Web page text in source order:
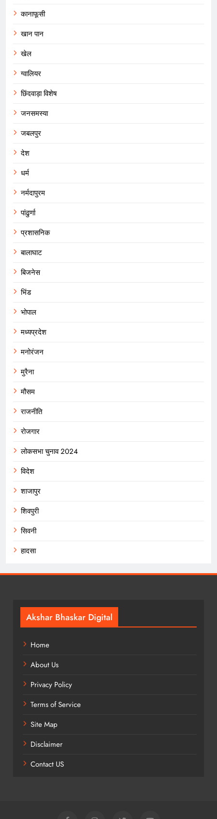
कानाफूसी
खान पान
खेल
ग्वालियर
छिंदवाड़ा विशेष
जनसमस्या
जबलपुर
देश
धर्म
नर्मदापुरम
पांढुर्णा
प्रशासनिक
बालाघाट
बिजनेस
भिंड
भोपाल
मध्यप्रदेश
मनोरंजन
मुरैना
मौसम
राजनीति
रोजगार
लोकसभा चुनाव 2024
विदेश
शाजापुर
शिवपुरी
सिवनी
हादसा
Akshar Bhaskar Digital
Home
About Us
Privacy Policy
Terms of Service
Site Map
Disclaimer
Contact US